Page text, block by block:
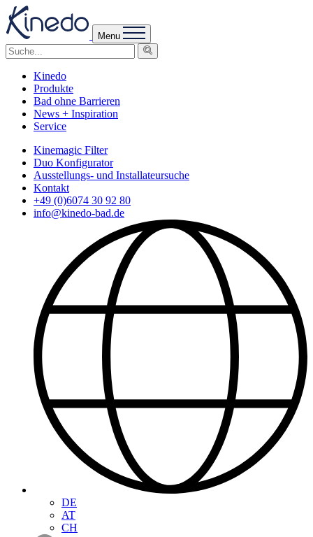
Menu
Kinedo
Produkte
Bad ohne Barrieren
News + Inspiration
Service
Kinemagic Filter
Duo Konfigurator
Ausstellungs- und Installateursuche
Kontakt
+49 (0)6074 30 92 80
info@kinedo-bad.de
DE
AT
CH